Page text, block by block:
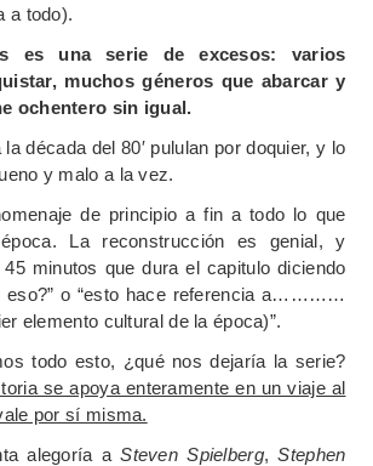
a todo).
es una serie de excesos: varios
muchos géneros que abarcar y
ochentero sin igual.
década del 80′ pululan por doquier, y lo
y malo a la vez.
de principio a fin a todo lo que
La reconstrucción es genial, y
minutos que dura el capitulo diciendo
eso?” o “esto hace referencia a…………
elemento cultural de la época)”.
todo esto, ¿qué nos dejaría la serie?
se apoya enteramente en un viaje al
por sí misma.
alegoría aSteven Spielberg,Stephen